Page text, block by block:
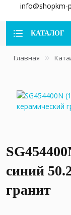
info@shopkm-
КАТАЛОГ
Главная
синий
гранит